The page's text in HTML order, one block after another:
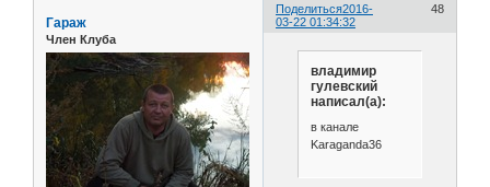
Поделиться 48
2016-
03-22 01:34:32
Гараж
Член Клуба
владимир
гулевский
написал(а):
в канале
Karaganda36